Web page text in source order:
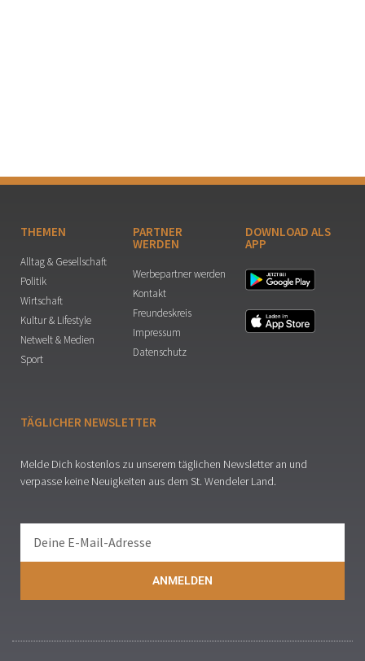
THEMEN
Alltag & Gesellschaft
Politik
Wirtschaft
Kultur & Lifestyle
Netwelt & Medien
Sport
PARTNER
WERDEN
Werbepartner werden
Kontakt
Freundeskreis
Impressum
Datenschutz
DOWNLOAD ALS
APP
TÄGLICHER NEWSLETTER
Melde Dich kostenlos zu unserem täglichen Newsletter an und
verpasse keine Neuigkeiten aus dem St. Wendeler Land.
ANMELDEN